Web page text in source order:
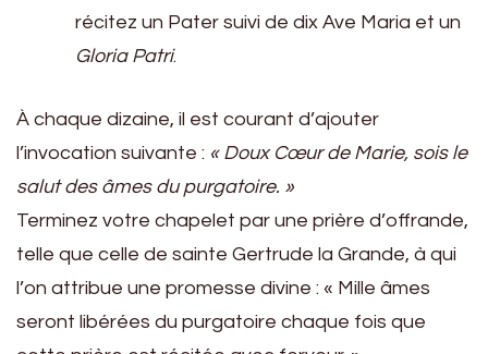
récitez un Pater suivi de dix Ave Maria et un
Gloria Patri.
À chaque dizaine, il est courant d’ajouter
l’invocation suivante : « Doux Cœur de Marie, sois le
salut des âmes du purgatoire. »
Terminez votre chapelet par une prière d’offrande,
telle que celle de sainte Gertrude la Grande, à qui
l’on attribue une promesse divine : « Mille âmes
seront libérées du purgatoire chaque fois que